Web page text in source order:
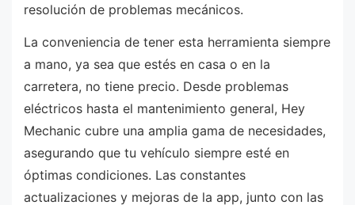
resolución de problemas mecánicos.
La conveniencia de tener esta herramienta siempre
a mano, ya sea que estés en casa o en la
carretera, no tiene precio. Desde problemas
eléctricos hasta el mantenimiento general, Hey
Mechanic cubre una amplia gama de necesidades,
asegurando que tu vehículo siempre esté en
óptimas condiciones. Las constantes
actualizaciones y mejoras de la app, junto con las